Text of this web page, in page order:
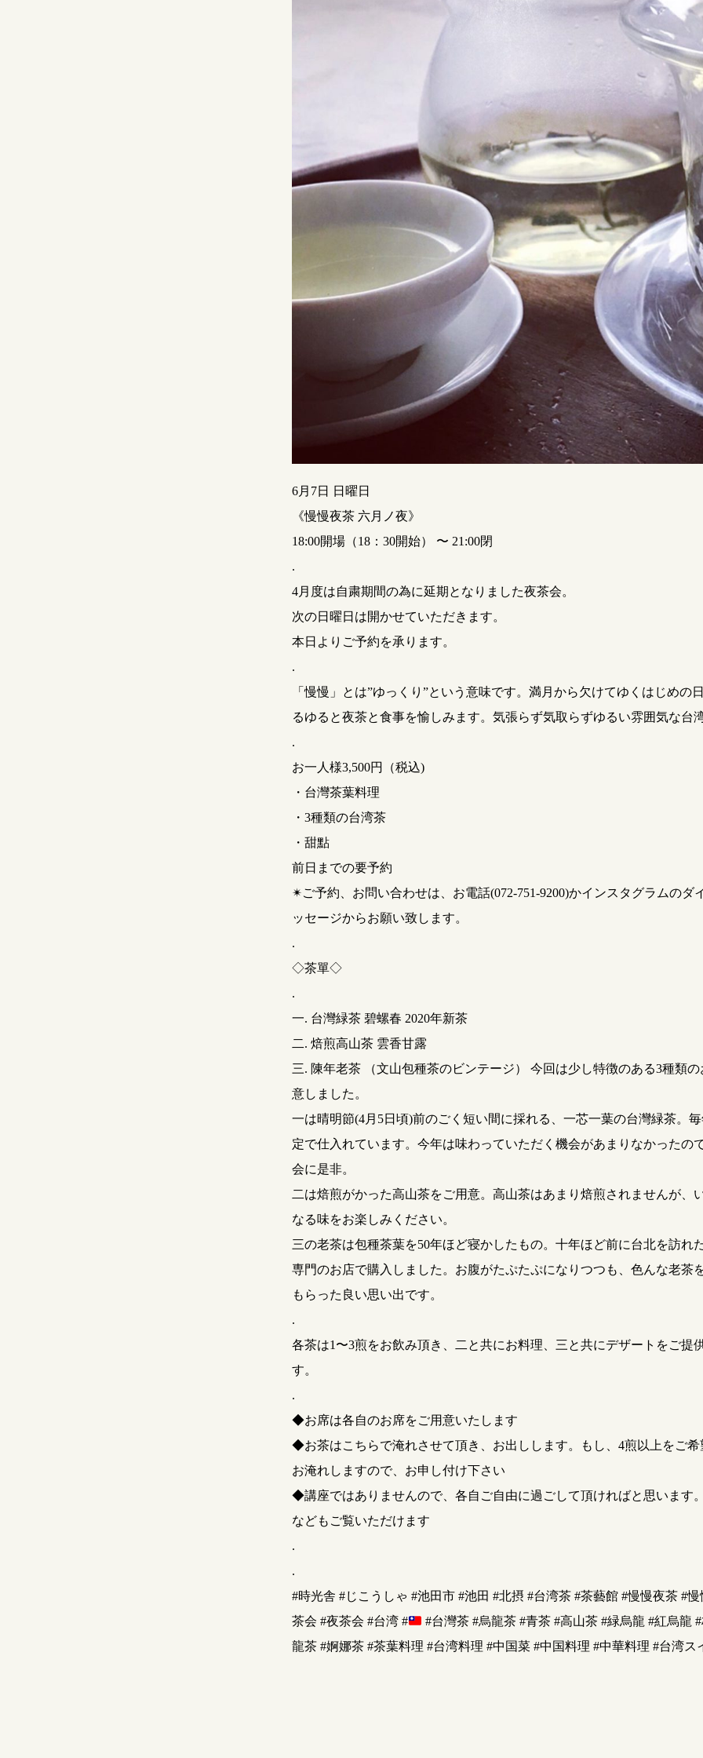
6月7日 日曜日
《慢慢夜茶 六月ノ夜》
18:00開場（18：30開始） 〜 21:00閉
.
4月度は自粛期間の為に延期となりました夜茶会。
次の日曜日は開かせていただきます。
本日よりご予約を承ります。
.
「慢慢」とは”ゆっくり”という意味です。満月から欠けてゆくはじめの
るゆると夜茶と食事を愉しみます。気張らず気取らずゆるい雰囲気な台
.
お一人様3,500円（税込)
・台灣茶葉料理
・3種類の台湾茶
・甜點
前日までの要予約
✴︎ご予約、お問い合わせは、お電話(072-751-9200)かインスタグラムのダ
ッセージからお願い致します。
.
◇茶單◇
.
一. 台灣緑茶 碧螺春 2020年新茶
二. 焙煎高山茶 雲香甘露
三. 陳年老茶 （文山包種茶のビンテージ） 今回は少し特徴のある3種類の
意しました。
一は晴明節(4月5日頃)前のごく短い間に採れる、一芯一葉の台灣緑茶。
定で仕入れています。今年は味わっていただく機会があまりなかったの
会に是非。
二は焙煎がかった高山茶をご用意。高山茶はあまり焙煎されませんが、
なる味をお楽しみください。
三の老茶は包種茶葉を50年ほど寝かしたもの。十年ほど前に台北を訪れ
専門のお店で購入しました。お腹がたぷたぷになりつつも、色んな老茶
もらった良い思い出です。
.
各茶は1〜3煎をお飲み頂き、二と共にお料理、三と共にデザートをご提
す。
.
◆お席は各自のお席をご用意いたします
◆お茶はこちらで淹れさせて頂き、お出しします。もし、4煎以上をご希
お淹れしますので、お申し付け下さい
◆講座ではありませんので、各自ご自由に過ごして頂ければと思います
などもご覧いただけます
.
.
#時光舎 #じこうしゃ #池田市 #池田 #北摂 #台湾茶 #茶藝館 #慢慢夜茶 #慢
茶会 #夜茶会 #台湾 #
#台灣茶 #烏龍茶 #青茶 #高山茶 #緑烏龍 #紅烏龍
龍茶 #婀娜茶 #茶葉料理 #台湾料理 #中国菜 #中国料理 #中華料理 #台湾ス